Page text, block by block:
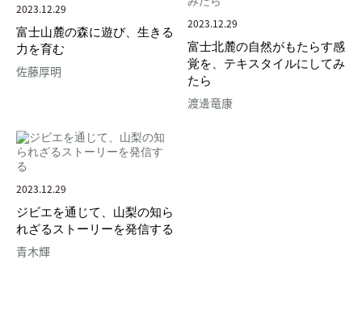
2023.12.29
富士山麓の森に遊び、生きる
力を育む
佐藤厚明
2023.12.29
富士北麓の自然がもたらす感
覚を、テキスタイルにしてみ
たら
渡邊竜康
2023.12.29
ジビエを通じて、山梨の知ら
れざるストーリーを発信する
青木輝